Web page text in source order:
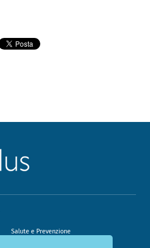
Salute e Prevenzione